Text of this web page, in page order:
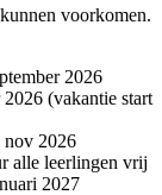
voorkomen.
2026
(vakantie start
nov 2026
alle leerlingen vrij
2027